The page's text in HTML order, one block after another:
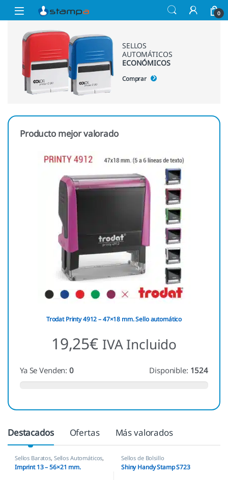
Saltar a la navegación
Saltar al contenido
Open 0
SELLOS
AUTOMÁTICOS
ECONÓMICOS
Comprar
Producto mejor valorado
Trodat Printy 4912 – 47×18 mm. Sello automático
19,25€ IVA Incluido
Ya Se Venden:0 Disponible: 1524
Destacados Ofertas Más valorados
Sellos Baratos, Sellos Automáticos,
Sellos empresas
Imprint 13 – 56×21 mm.
Sellos de Bolsillo
Shiny Handy Stamp S723